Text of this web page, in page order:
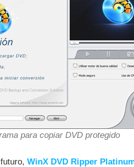
para copiar DVD protegido
WinX DVD Ripper